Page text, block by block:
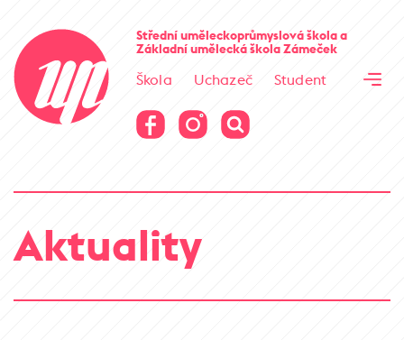
Střední uměleckoprůmyslová školaa
Základní umělecká školaZámeček
Škola Uchazeč
Student
Virtuální prohlídka
Virtuální prohlídka
Aktuality